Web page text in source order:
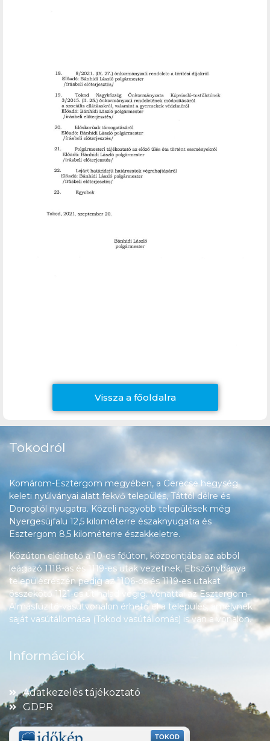
Vissza a főoldalra
Tokodról
Komárom-Esztergom megyében, a Gerecse hegység
keleti nyúlványai alatt fekvő település, Táttól délre és
Dorogtól nyugatra. Közeli nagyobb települések még
Nyergesújfalu 12,5 kilométerre északnyugatra és
Esztergom 8,5 kilométerre északkeletre.
Közúton elérhető a 10-es főúton, központjába az abból
leágazó 1118-as és 1119-es utak vezetnek, Ebszőnybánya
településrészén pedig az 1106-os és 1119-es utakat
összekötő 1121-es út halad végig. Vonattal az Esztergom–
Almásfüzitő-vasútvonalon érhető el a település, amelynek
saját vasútállomása (Tokod vasútállomás) is van a vonalon.
Információk
Adatkezelés tájékoztató
GDPR